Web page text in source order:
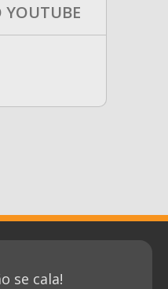
YOUTUBE
se cala!